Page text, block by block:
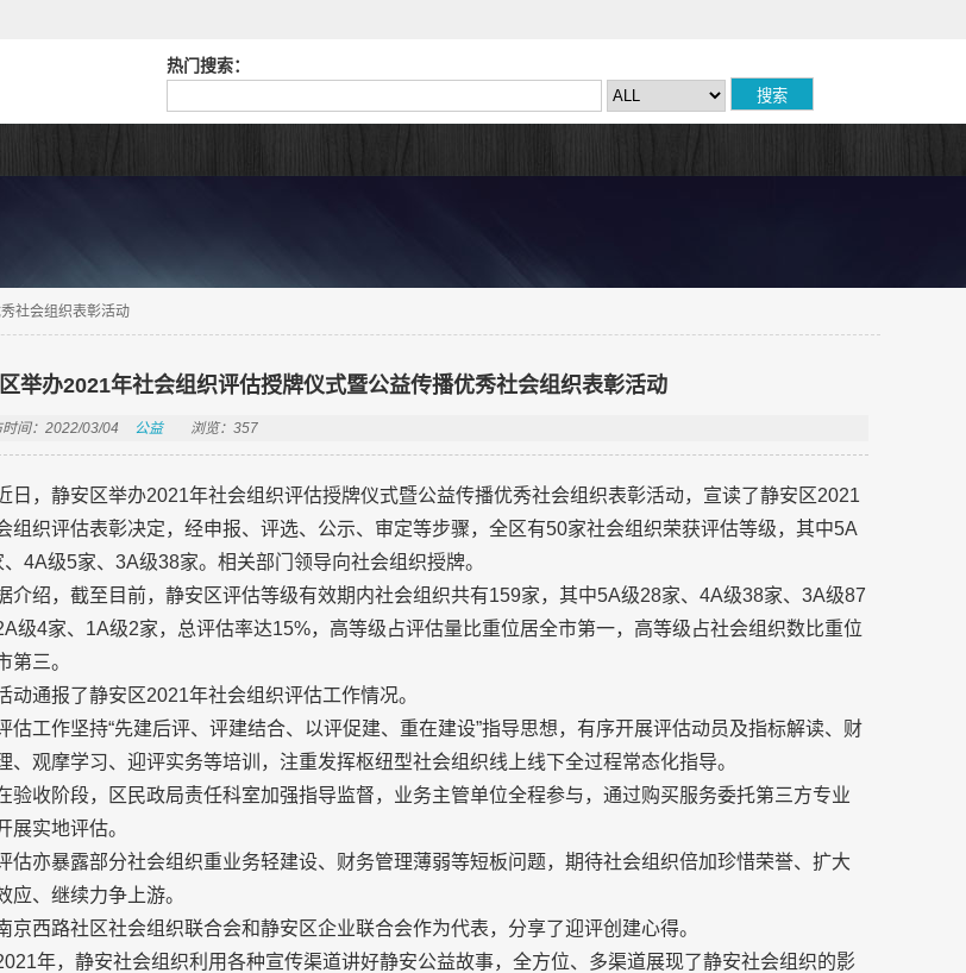
热门搜索：
社会组织表彰活动
举办2021年社会组织评估授牌仪式暨公益传播优秀社会组织表彰活动
间：2022/03/04 公益 浏览：357
日，静安区举办2021年社会组织评估授牌仪式暨公益传播优秀社会组织表彰活动，宣读了静安区2021
组织评估表彰决定，经申报、评选、公示、审定等步骤，全区有50家社会组织荣获评估等级，其中5A
4A级5家、3A级38家。相关部门领导向社会组织授牌。
介绍，截至目前，静安区评估等级有效期内社会组织共有159家，其中5A级28家、4A级38家、3A级87
级4家、1A级2家，总评估率达15%，高等级占评估量比重位居全市第一，高等级占社会组织数比重位
第三。
动通报了静安区2021年社会组织评估工作情况。
估工作坚持“先建后评、评建结合、以评促建、重在建设”指导思想，有序开展评估动员及指标解读、财
、观摩学习、迎评实务等培训，注重发挥枢纽型社会组织线上线下全过程常态化指导。
验收阶段，区民政局责任科室加强指导监督，业务主管单位全程参与，通过购买服务委托第三方专业
展实地评估。
估亦暴露部分社会组织重业务轻建设、财务管理薄弱等短板问题，期待社会组织倍加珍惜荣誉、扩大
应、继续力争上游。
京西路社区社会组织联合会和静安区企业联合会作为代表，分享了迎评创建心得。
年，静安社会组织利用各种宣传渠道讲好静安公益故事，全方位、多渠道展现了静安社会组织的影